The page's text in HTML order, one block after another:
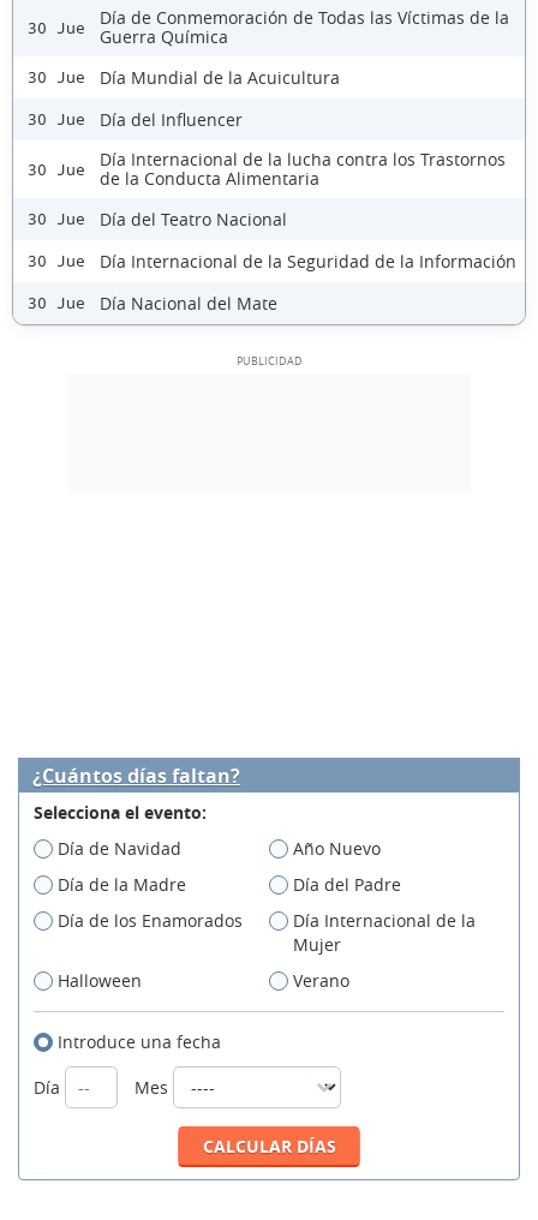
30 Jue
Día de Conmemoración de Todas las Víctimas de la
Guerra Química
30 Jue Día Mundial de la Acuicultura
30 Jue Día del Influencer
30 Jue
Día Internacional de la lucha contra los Trastornos
de la Conducta Alimentaria
30 Jue Día del Teatro Nacional
30 Jue Día Internacional de la Seguridad de la Información
30 Jue Día Nacional del Mate
¿Cuántos días faltan?
Selecciona el evento:
Día de Navidad
Año Nuevo
Día de la Madre
Día del Padre
Día de los Enamorados
Día Internacional de la
Mujer
Halloween
Verano
Introduce una fecha
Día
Mes